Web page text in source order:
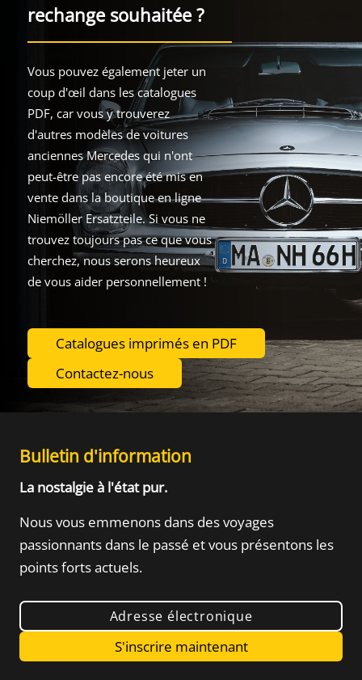
rechange souhaitée ?
Vous pouvez également jeter un
coup d'œil dans les catalogues
PDF, car vous y trouverez
d'autres modèles de voitures
anciennes Mercedes qui n'ont
peut-être pas encore été mis en
vente dans la boutique en ligne
Niemöller Ersatzteile. Si vous ne
trouvez toujours pas ce que vous
cherchez, nous serons heureux
de vous aider personnellement !
Catalogues imprimés en PDF
Contactez-nous
Bulletin d'information
La nostalgie à l'état pur.
Nous vous emmenons dans des voyages
passionnants dans le passé et vous présentons les
points forts actuels.
Adresse électronique
S'inscrire maintenant